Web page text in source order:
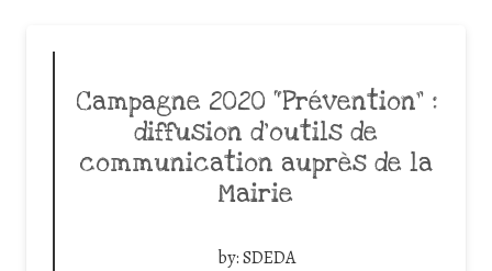
Campagne 2020 “Prévention” :
diffusion d’outils de
communication auprès de la
Mairie
by:SDEDA